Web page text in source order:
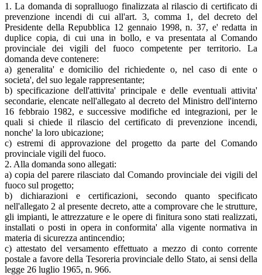
1. La domanda di sopralluogo finalizzata al rilascio di certificato di
prevenzione incendi di cui all'art. 3, comma 1, del decreto del
Presidente della Repubblica 12 gennaio 1998, n. 37, e' redatta in
duplice copia, di cui una in bollo, e va presentata al Comando
provinciale dei vigili del fuoco competente per territorio. La
domanda deve contenere:
a) generalita' e domicilio del richiedente o, nel caso di ente o
societa', del suo legale rappresentante;
b) specificazione dell'attivita' principale e delle eventuali attivita'
secondarie, elencate nell'allegato al decreto del Ministro dell'interno
16 febbraio 1982, e successive modifiche ed integrazioni, per le
quali si chiede il rilascio del certificato di prevenzione incendi,
nonche' la loro ubicazione;
c) estremi di approvazione del progetto da parte del Comando
provinciale vigili del fuoco.
2. Alla domanda sono allegati:
a) copia del parere rilasciato dal Comando provinciale dei vigili del
fuoco sul progetto;
b) dichiarazioni e certificazioni, secondo quanto specificato
nell'allegato 2 al presente decreto, atte a comprovare che le strutture,
gli impianti, le attrezzature e le opere di finitura sono stati realizzati,
installati o posti in opera in conformita' alla vigente normativa in
materia di sicurezza antincendio;
c) attestato del versamento effettuato a mezzo di conto corrente
postale a favore della Tesoreria provinciale dello Stato, ai sensi della
legge 26 luglio 1965, n. 966.